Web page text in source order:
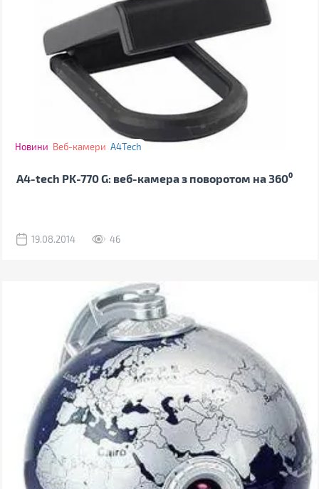
Новини Веб-камери A4Tech
A4-tech PK-770 G: веб-камера з поворотом на 360⁰
19.08.2014 46